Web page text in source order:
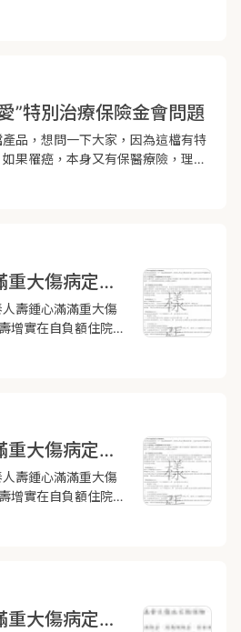
謝
”特別治療保險金會問題
品，想問一下大家，因為這檔有特
果罹癌，本身又有保醫療險，理賠
還是都可以申請？
國泰人壽鍾心滿滿重大傷病定期保險+附約問題
壽鍾心滿滿重大傷
增實在自負額住院醫
啟動了這樣我附約
證續保，
國泰人壽鍾心滿滿重大傷病定期保險+附約問題
壽鍾心滿滿重大傷
增實在自負額住院醫
啟動了這樣我附約
證續保，
國泰人壽鍾心滿滿重大傷病定期保險